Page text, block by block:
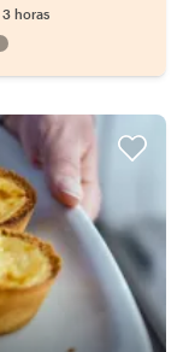
3 horas